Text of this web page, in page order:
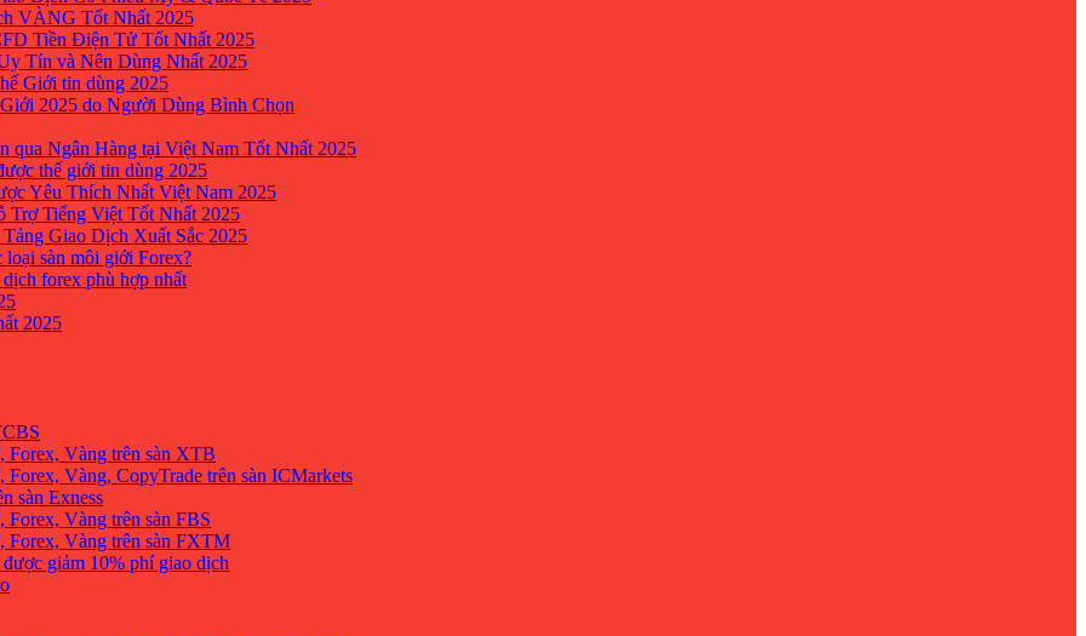
VÀNG Tốt Nhất 2025
Tiền Điện Tử Tốt Nhất 2025
Tín và Nên Dùng Nhất 2025
Giới tin dùng 2025
2025 do Người Dùng Bình Chọn
qua Ngân Hàng tại Việt Nam Tốt Nhất 2025
thế giới tin dùng 2025
Yêu Thích Nhất Việt Nam 2025
Trợ Tiếng Việt Tốt Nhất 2025
Giao Dịch Xuất Sắc 2025
loại sàn môi giới Forex?
forex phù hợp nhất
2025
Forex, Vàng trên sàn XTB
Vàng, CopyTrade trên sàn ICMarkets
sàn Exness
Vàng trên sàn FBS
Forex, Vàng trên sàn FXTM
giảm 10% phí giao dịch